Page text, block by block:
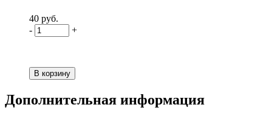
40 руб.
-
+
Дополнительная информация